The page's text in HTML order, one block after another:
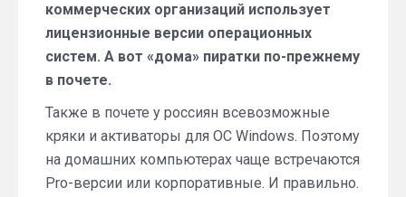
коммерческих организаций использует
лицензионные версии операционных
систем. А вот «дома» пиратки по-прежнему
в почете.
Также в почете у россиян всевозможные
кряки и активаторы для ОС Windows. Поэтому
на домашних компьютерах чаще встречаются
Pro-версии или корпоративные. И правильно.